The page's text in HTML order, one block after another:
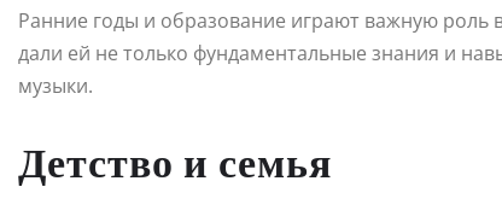
Ранние годы и образование играют важную
дали ей не только фундаментальные знания и
музыки.
Детство и семья